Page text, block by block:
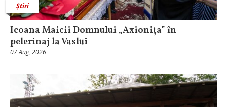
Știri
Icoana Maicii Domnului „Axionița” în
pelerinaj la Vaslui
07 Aug, 2026